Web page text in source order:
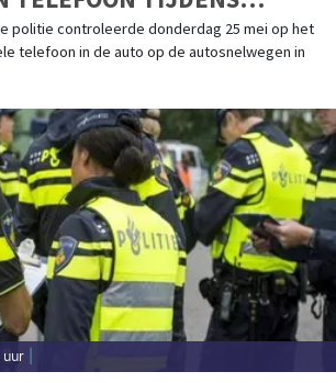
politie controleerde donderdag 25 mei op het
telefoon in de auto op de autosnelwegen in